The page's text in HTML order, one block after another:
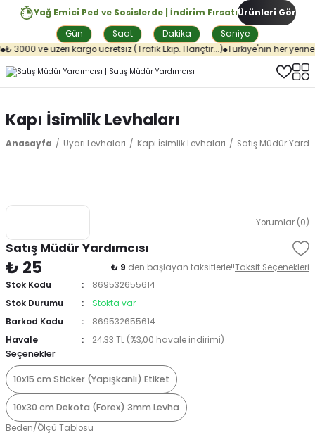
Yağ Emici Ped ve Sosislerde | İndirim Fırsatı
Gün
Saat Dakika Saniye
Ürünleri Gör
3000 ve üzeri kargo ücretsiz (Trafik Ekip. Hariçtir...) Türkiye'nin her yerine
Kapı İsimlik Levhaları
Anasayfa Uyarı Levhaları Kapı İsimlik Levhaları Satış Müdür
Yorumlar (0)
Satış Müdür Yardımcısı
₺ 25 ₺ 9 den başlayan taksitlerle!!Taksit Seçenekleri
Stok Kodu
869532655614
Stok Durumu
Stokta var
Barkod Kodu
869532655614
Havale
24,33 TL (%3,00 havale indirimi)
Seçenekler
10x15 cm Sticker (Yapışkanlı) Etiket
10x30 cm Dekota (Forex) 3mm Levha
Beden/Ölçü Tablosu